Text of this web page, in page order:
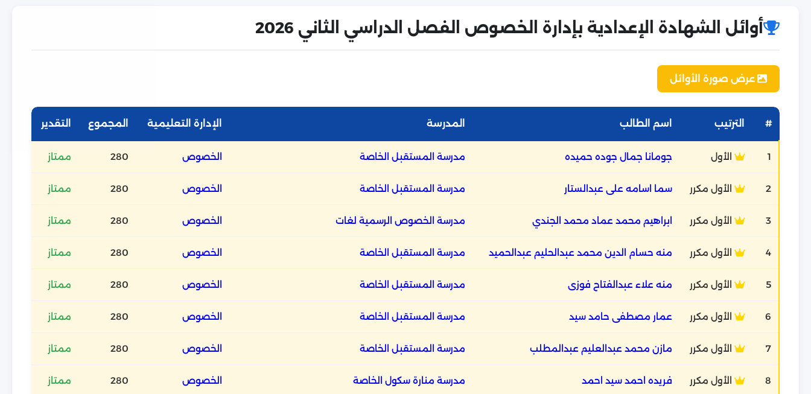
أوائل الشهادة الإعدادية بإدارة الخصوص الفصل الدراسي الثاني 2026
عرض صورة الأوائل
# الترتيب اسم الطالب المدرسة الإدارة التعليمية المجموع التقدير
1 الأول جومانا جمال جوده حميده مدرسة المستقبل الخاصة الخصوص 280 ممتاز
2 الأول مكرر سما اسامه على عبدالستار مدرسة المستقبل الخاصة الخصوص 280 ممتاز
3 الأول مكرر ابراهيم محمد عماد محمد الجندي مدرسة الخصوص الرسمية لغات الخصوص 280 ممتاز
4 الأول مكرر منه حسام الدين محمد عبدالحليم عبدالحميد مدرسة المستقبل الخاصة الخصوص 280 ممتاز
5 الأول مكرر منه علاء عبدالفتاح فوزى مدرسة المستقبل الخاصة الخصوص 280 ممتاز
6 الأول مكرر عمار مصطفى حامد سيد مدرسة المستقبل الخاصة الخصوص 280 ممتاز
7 الأول مكرر مازن محمد عبدالعليم عبدالمطلب مدرسة المستقبل الخاصة الخصوص 280 ممتاز
8 الأول مكرر فريده احمد سيد احمد مدرسة منارة سكول الخاصة الخصوص 280 ممتاز